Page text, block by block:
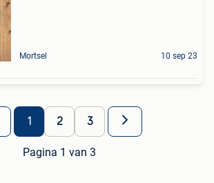
Mortsel 10 sep 23
1 2 3
Pagina 1 van 3